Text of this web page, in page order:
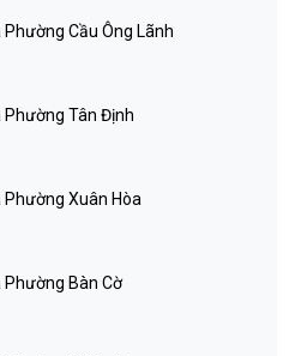
Phường Cầu Ông Lãnh
Phường Tân Định
Phường Xuân Hòa
Phường Bàn Cờ